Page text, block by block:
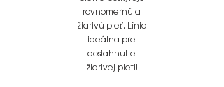
rovnomernú a
žiarivú pleť. Línia
ideálna pre
dosiahnutie
žiarivej pleti!